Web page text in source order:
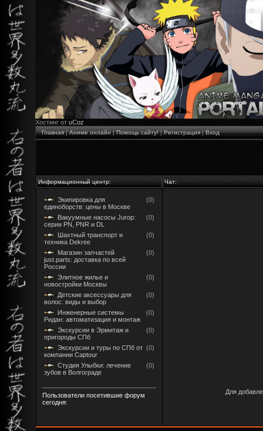
Хостинг отuCoz
Главная|Аниме онлайн|Помощь сайту!|Регистрация|Вход
Информационный центр: Чат:
Экипировка для
единоборств: цены в Москве
(0)
Вакуумные насосы Jurop:
серии PN, PNR и DL
(0)
Шахтный транспорт и
техника Dekree
(0)
Магазин запчастей
just.parts: доставка по всей
России
(0)
Элитное жилье и
новостройки Москвы
(0)
Детские аксессуары для
волос: виды и выбор
(0)
Инженерные системы
Ридан: автоматизация и монтаж
(0)
Экскурсии в Эрмитаж и
пригороды СПб
(0)
Экскурсии и туры по СПб от
компании Captour
(0)
Студия Улыбки: лечение
зубов в Волгограде
(0)
Пользователи посетившие форум
сегодня:
Для